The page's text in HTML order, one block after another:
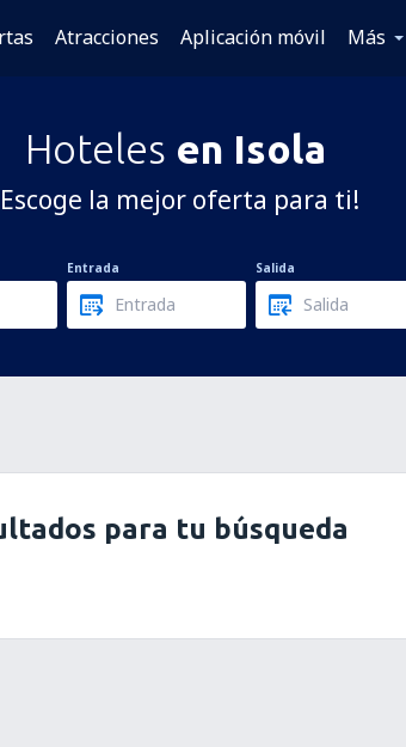
Atracciones Aplicación móvil Más
Hoteles en Isola
la mejor oferta para ti!
Entrada Salida
para tu búsqueda